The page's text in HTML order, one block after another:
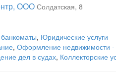
ООО Солдатская, 8
, Юридические услуги
, Оформление недвижимости -
дел в судах, Коллекторские